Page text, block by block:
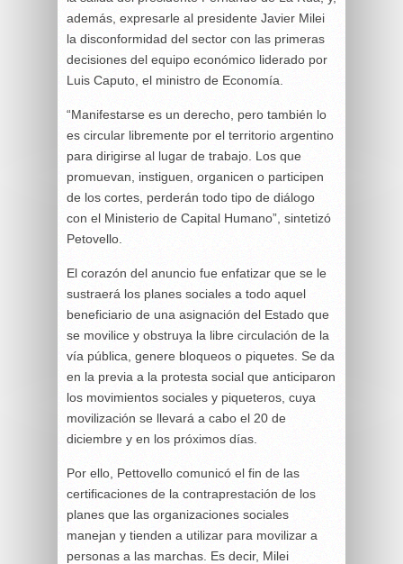
además, expresarle al presidente Javier Milei
la disconformidad del sector con las primeras
decisiones del equipo económico liderado por
Luis Caputo, el ministro de Economía.
“Manifestarse es un derecho, pero también lo
es circular libremente por el territorio argentino
para dirigirse al lugar de trabajo. Los que
promuevan, instiguen, organicen o participen
de los cortes, perderán todo tipo de diálogo
con el Ministerio de Capital Humano”, sintetizó
Petovello.
El corazón del anuncio fue enfatizar que se le
sustraerá los planes sociales a todo aquel
beneficiario de una asignación del Estado que
se movilice y obstruya la libre circulación de la
vía pública, genere bloqueos o piquetes. Se da
en la previa a la protesta social que anticiparon
los movimientos sociales y piqueteros, cuya
movilización se llevará a cabo el 20 de
diciembre y en los próximos días.
Por ello, Pettovello comunicó el fin de las
certificaciones de la contraprestación de los
planes que las organizaciones sociales
manejan y tienden a utilizar para movilizar a
personas a las marchas. Es decir, Milei